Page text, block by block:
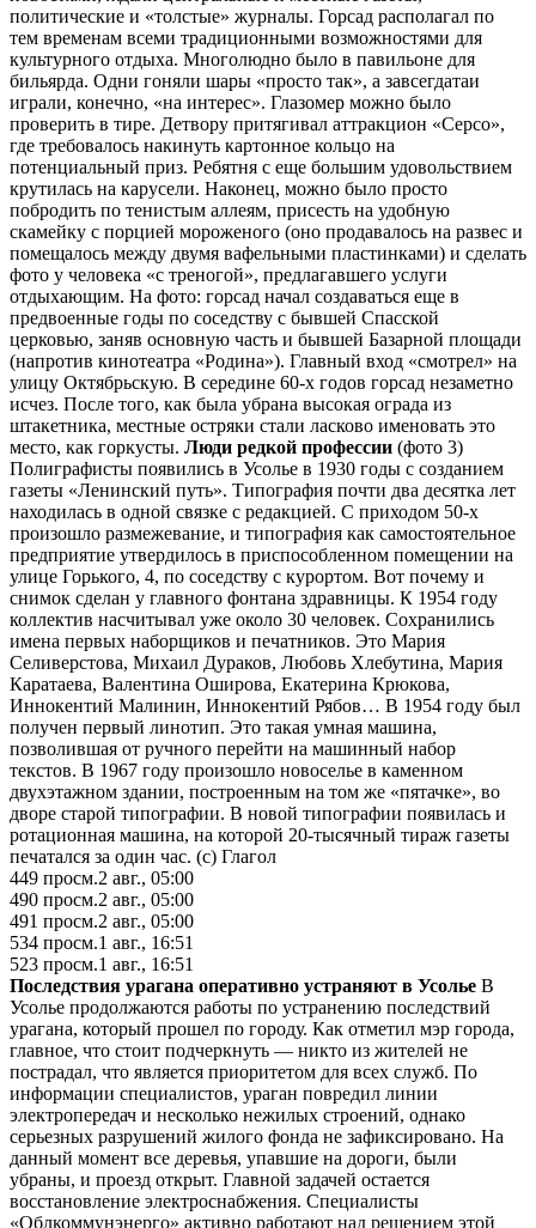
политические и «толстые» журналы. Горсад располагал по
тем временам всеми традиционными возможностями для
культурного отдыха. Многолюдно было в павильоне для
бильярда. Одни гоняли шары «просто так», а завсегдатаи
играли, конечно, «на интерес». Глазомер можно было
проверить в тире. Детвору притягивал аттракцион «Серсо»,
где требовалось накинуть картонное кольцо на
потенциальный приз. Ребятня с еще большим удовольствием
крутилась на карусели. Наконец, можно было просто
побродить по тенистым аллеям, присесть на удобную
скамейку с порцией мороженого (оно продавалось на развес и
помещалось между двумя вафельными пластинками) и сделать
фото у человека «с треногой», предлагавшего услуги
отдыхающим. На фото: горсад начал создаваться еще в
предвоенные годы по соседству с бывшей Спасской
церковью, заняв основную часть и бывшей Базарной площади
(напротив кинотеатра «Родина»). Главный вход «смотрел» на
улицу Октябрьскую. В середине 60-х годов горсад незаметно
исчез. После того, как была убрана высокая ограда из
штакетника, местные остряки стали ласково именовать это
место, как горкусты. Люди редкой профессии (фото 3)
Полиграфисты появились в Усолье в 1930 годы с созданием
газеты «Ленинский путь». Типография почти два десятка лет
находилась в одной связке с редакцией. С приходом 50-х
произошло размежевание, и типография как самостоятельное
предприятие утвердилось в приспособленном помещении на
улице Горького, 4, по соседству с курортом. Вот почему и
снимок сделан у главного фонтана здравницы. К 1954 году
коллектив насчитывал уже около 30 человек. Сохранились
имена первых наборщиков и печатников. Это Мария
Селиверстова, Михаил Дураков, Любовь Хлебутина, Мария
Каратаева, Валентина Оширова, Екатерина Крюкова,
Иннокентий Малинин, Иннокентий Рябов… В 1954 году был
получен первый линотип. Это такая умная машина,
позволившая от ручного перейти на машинный набор
текстов. В 1967 году произошло новоселье в каменном
двухэтажном здании, построенным на том же «пятачке», во
дворе старой типографии. В новой типографии появилась и
ротационная машина, на которой 20-тысячный тираж газеты
печатался за один час. (с) Глагол
449 просм.2 авг., 05:00
490 просм.2 авг., 05:00
491 просм.2 авг., 05:00
534 просм.1 авг., 16:51
523 просм.1 авг., 16:51
Последствия урагана оперативно устраняют в Усолье В
Усолье продолжаются работы по устранению последствий
урагана, который прошел по городу. Как отметил мэр города,
главное, что стоит подчеркнуть — никто из жителей не
пострадал, что является приоритетом для всех служб. По
информации специалистов, ураган повредил линии
электропередач и несколько нежилых строений, однако
серьезных разрушений жилого фонда не зафиксировано. На
данный момент все деревья, упавшие на дороги, были
убраны, и проезд открыт. Главной задачей остается
восстановление электроснабжения. Специалисты
«Облкоммунэнерго» активно работают над решением этой